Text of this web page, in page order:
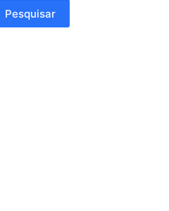
Pesquisar